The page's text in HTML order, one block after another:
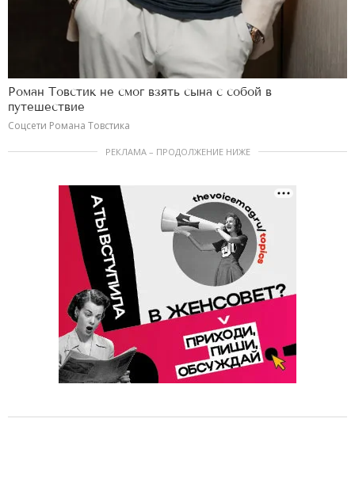
Роман Товстик не смог взять сына с собой в
путешествие
Соцсети Романа Товстика
РЕКЛАМА – ПРОДОЛЖЕНИЕ НИЖЕ